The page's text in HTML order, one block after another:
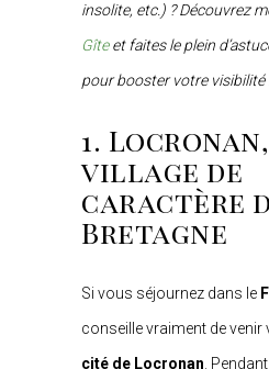
insolite, etc.) ? Découvrez
Gîteet faites le plein
pour booster votre visibilité
1.
village de
caractère
Bretagne
Si vous séjournez dans le
conseille vraiment de venir
cité de Locronan .